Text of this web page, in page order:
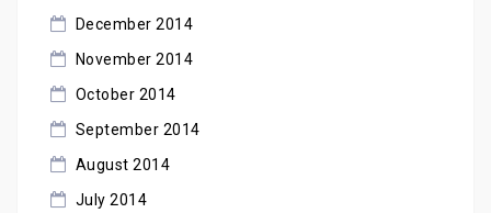
December 2014
November 2014
October 2014
September 2014
August 2014
July 2014